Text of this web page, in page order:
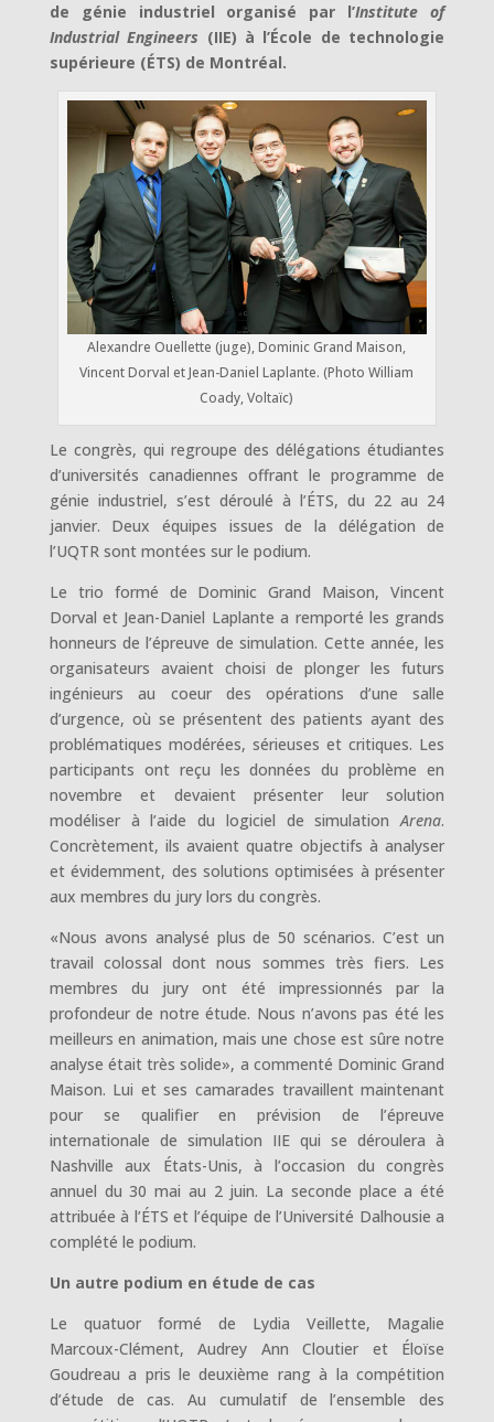
de génie industriel organisé par l’Institute of
Industrial Engineers (IIE) à l’École de technologie
supérieure (ÉTS) de Montréal.
Alexandre Ouellette (juge), Dominic Grand Maison,
Vincent Dorval et Jean-Daniel Laplante. (Photo William
Coady, Voltaïc)
Le congrès, qui regroupe des délégations étudiantes
d’universités canadiennes offrant le programme de
génie industriel, s’est déroulé à l’ÉTS, du 22 au 24
janvier. Deux équipes issues de la délégation de
l’UQTR sont montées sur le podium.
Le trio formé de Dominic Grand Maison, Vincent
Dorval et Jean-Daniel Laplante a remporté les grands
honneurs de l’épreuve de simulation. Cette année, les
organisateurs avaient choisi de plonger les futurs
ingénieurs au coeur des opérations d’une salle
d’urgence, où se présentent des patients ayant des
problématiques modérées, sérieuses et critiques. Les
participants ont reçu les données du problème en
novembre et devaient présenter leur solution
modéliser à l’aide du logiciel de simulationArena.
Concrètement, ils avaient quatre objectifs à analyser
et évidemment, des solutions optimisées à présenter
aux membres du jury lors du congrès.
«Nous avons analysé plus de 50 scénarios. C’est un
travail colossal dont nous sommes très fiers. Les
membres du jury ont été impressionnés par la
profondeur de notre étude. Nous n’avons pas été les
meilleurs en animation, mais une chose est sûre notre
analyse était très solide», a commenté Dominic Grand
Maison. Lui et ses camarades travaillent maintenant
pour se qualifier en prévision de l’épreuve
internationale de simulation IIE qui se déroulera à
Nashville aux États-Unis, à l’occasion du congrès
annuel du 30 mai au 2 juin. La seconde place a été
attribuée à l’ÉTS et l’équipe de l’Université Dalhousie a
complété le podium.
Un autre podium en étude de cas
Le quatuor formé de Lydia Veillette, Magalie
Marcoux-Clément, Audrey Ann Cloutier et Éloïse
Goudreau a pris le deuxième rang à la compétition
d’étude de cas. Au cumulatif de l’ensemble des